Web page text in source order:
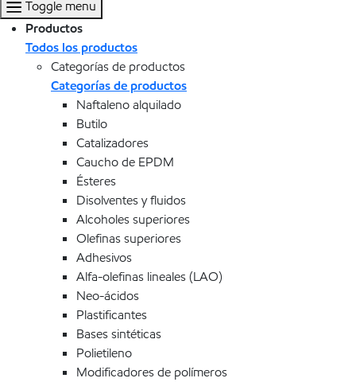
Toggle menu
Productos
Todos los productos
Categorías de productos
Categorías de productos
Naftaleno alquilado
Butilo
Catalizadores
Caucho de EPDM
Ésteres
Disolventes y fluidos
Alcoholes superiores
Olefinas superiores
Adhesivos
Alfa-olefinas lineales (LAO)
Neo-ácidos
Plastificantes
Bases sintéticas
Polietileno
Modificadores de polímeros